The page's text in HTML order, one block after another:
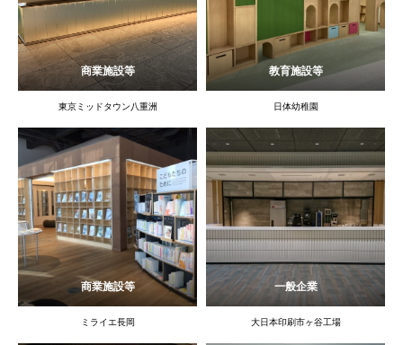
商業施設等
東京ミッドタウン八重洲
教育施設等
日体幼稚園
商業施設等
ミライエ長岡
一般企業
大日本印刷市ヶ谷工場